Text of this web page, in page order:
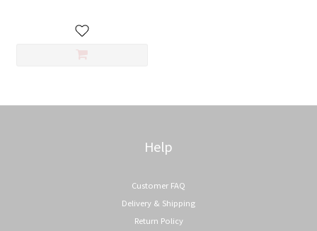
Help
Customer FAQ
Delivery & Shipping
Return Policy